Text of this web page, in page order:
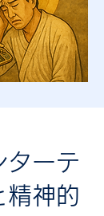
ターテ
精神的